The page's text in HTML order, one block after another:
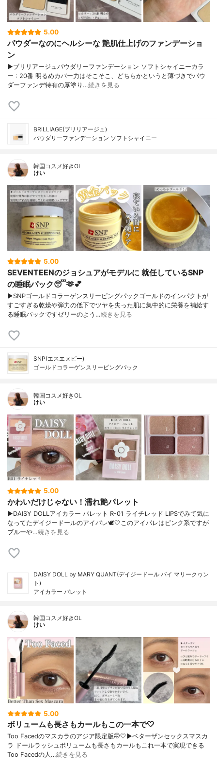
5.00
パウダーなのにヘルシーな 艶肌仕上げのファンデーショ
ン
▶︎ブリリアージュパウダリーファンデーション ソフトシャイニーカラ
ー : 20番 明るめカバー力はそこそこ、どちらかというと薄づきでパウ
ダーファンデ特有の厚塗り…続きを見る
BRILLIAGE(ブリリアージュ)
パウダリーファンデーション ソフトシャイニー
韓国コスメ好きOL
けい
5.00
SEVENTEENのジョシュアがモデルに 就任しているSNP
の睡眠パック😴🫶💕
▶︎SNPゴールドコラーゲンスリーピングパックゴールドのインパクトが
すごすぎる乾燥や弾力の低下でツヤを失った肌に集中的に栄養を補給す
る睡眠パックですゼリーのよう…続きを見る
SNP(エスエヌピー)
ゴールドコラーゲンスリーピングパック
韓国コスメ好きOL
けい
5.00
かわいだけじゃない！濡れ艶パレット
▶︎DAISY DOLLアイカラー パレット R-01 ライチレッド LIPSでみて気に
なってたデイジードールのアイパレ🕊🤍このアイパレはピンク系ですが
ブルーや…続きを見る
DAISY DOLL by MARY QUANT(デイジードール バイ マリークヮン
ト)
アイカラー パレット
韓国コスメ好きOL
けい
5.00
ボリュームも長さもカールもこの一本で🤍
Too Facedのマスカラのアジア限定版🤭🤍▶︎ベターザンセックスマスカ
ラ ドールラッシュボリュームも長さもカールもこれ一本で実現できる
Too Facedの人…続きを見る